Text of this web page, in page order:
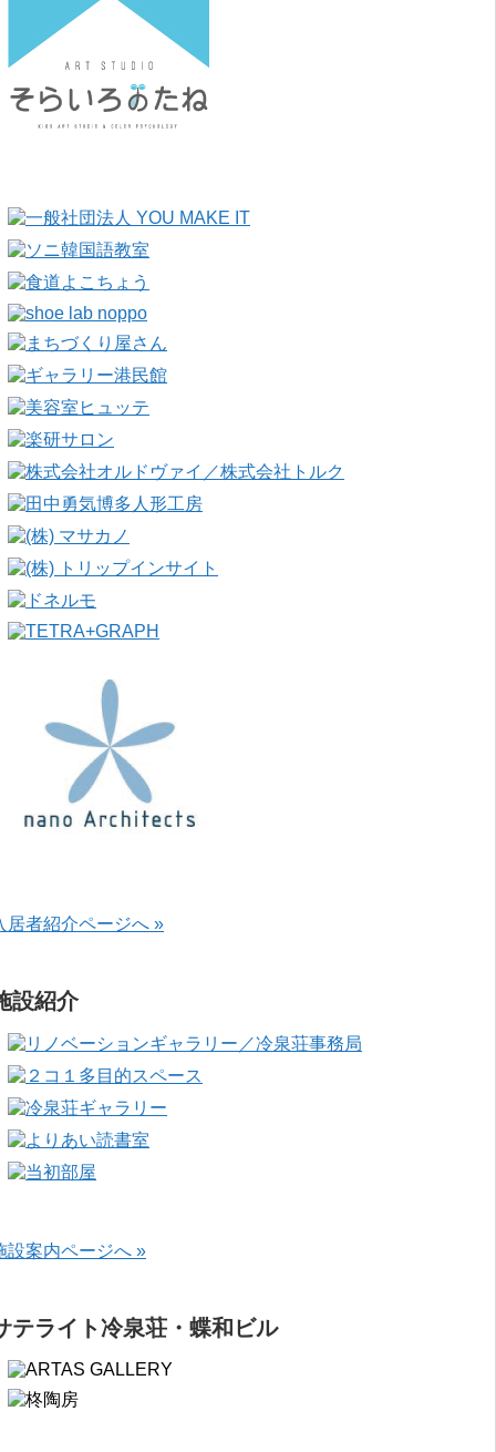
居者紹介ページへ »
設紹介
設案内ページへ »
テライト冷泉荘・蝶和ビル